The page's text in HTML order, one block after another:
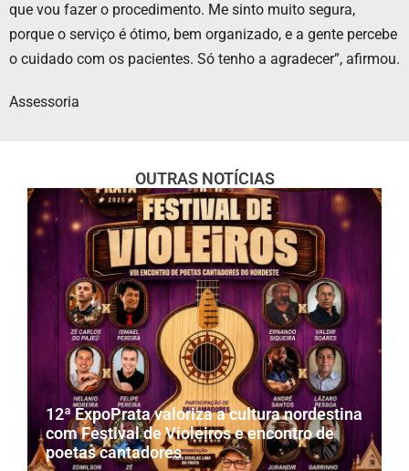
que vou fazer o procedimento. Me sinto muito segura,
porque o serviço é ótimo, bem organizado, e a gente percebe
o cuidado com os pacientes. Só tenho a agradecer”, afirmou.
Assessoria
OUTRAS NOTÍCIAS
12ª ExpoPrata valoriza a cultura nordestina
com Festival de Violeiros e encontro de
poetas cantadores